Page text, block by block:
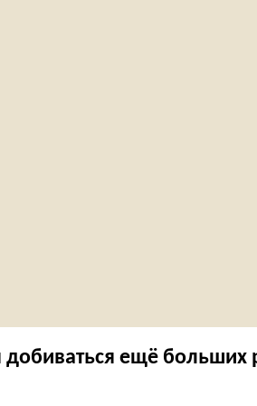
ещё больших